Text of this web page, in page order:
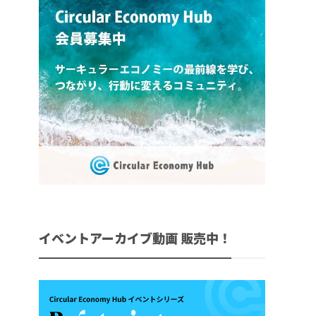
イベントアーカイブ動画 販売中！